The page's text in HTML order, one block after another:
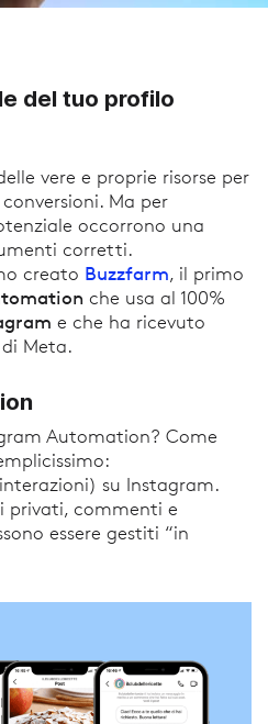
del tuo profilo
vere e proprie risorse per
Ma per
occorrono una
corretti.
creato Buzzfarm, il primo
che usa al 100%
e che ha ricevuto
Meta.
Automation? Come
su Instagram.
privati, commenti e
essere gestiti “in